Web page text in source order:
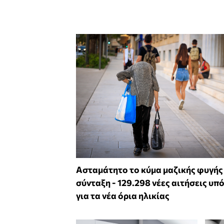
Ασταμάτητο το κύμα μαζικής
σύνταξη - 129.298 νέες αιτήσεις
για τα νέα όρια ηλικίας